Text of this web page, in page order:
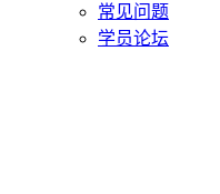
常见问题
学员论坛